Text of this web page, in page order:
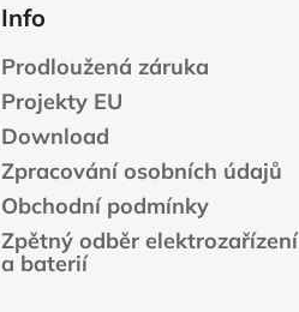
Info
Prodloužená záruka
Projekty EU
Download
Zpracování osobních údajů
Obchodní podmínky
Zpětný odběr elektrozařízení
a baterií